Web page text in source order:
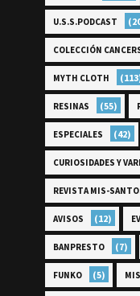
U.S.S.PODCAST
COLECCIÓN
MYTH CLOTH
RESINAS (55)
ESPECIALES (42)
CURIOSIDADES Y
REVISTA MIS-
AVISOS (12)
BANPRESTO (7)
FUNKO (5)